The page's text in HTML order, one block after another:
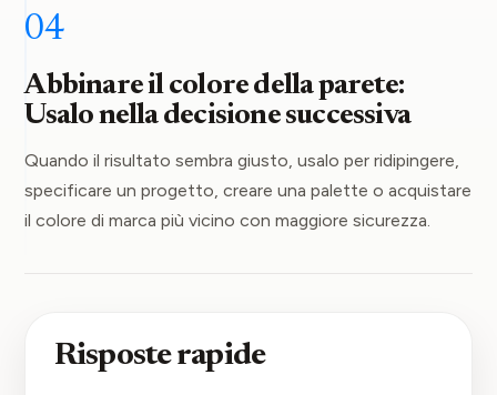
04
Abbinare il colore della parete:
Usalo nella decisione successiva
Quando il risultato sembra giusto, usalo per ridipingere,
specificare un progetto, creare una palette o acquistare
il colore di marca più vicino con maggiore sicurezza.
Risposte rapide